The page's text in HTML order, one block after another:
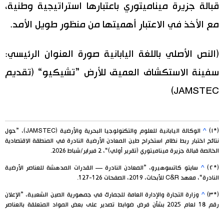
قبالة جزيرة ميناميتوري باعتبارها استراتيجية وطنية،
مع الأخذ في الاعتبار أهميتها من منظور طويل الأمد.
(النص الأصلي باللغة اليابانية صورة العنوان الرئيسي:
سفينة الاستكشاف العميق للأرض ”تشيكيو“ (تقديم
JAMSTEC)
(*١) ^
الوكالة اليابانية للعلوم والتكنولوجيا البحرية والأرضية (JAMSTEC)، ”حول
نتائج اختبار ربط نظام استخراج طين المعادن الأرضية النادرة في المنطقة الاقتصادية
الخالصة قبالة جزيرة ميناميتوري (تقرير أولي)“، 2 فبراير/شباط 2026.
(*٢) ^ سايتو كاتسوهيرو، ”المعادن النادرة — القدرات المدهشة للعناصر الأرضية
النادرة“، معهد C&R للأبحاث، 2019، الصفحات 126-127.
(*٣) ^ وزارة التجارة والإدارة العامة للجمارك في جمهورية الصين الشعبية، ”الإعلان
رقم 18 لعام 2025 بشأن فرض ضوابط تصدير على بعض المواد المتعلقة بالعناصر